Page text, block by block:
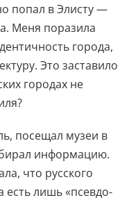
попал в Элисту —
Меня поразила
города,
Это заставило
городах не
посещал музеи в
информацию.
что русского
есть лишь «псевдо-